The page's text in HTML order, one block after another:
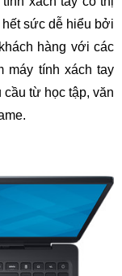
sức dễ hiểu bởi
hàng với các
máy tính xách tay
từ học tập, văn